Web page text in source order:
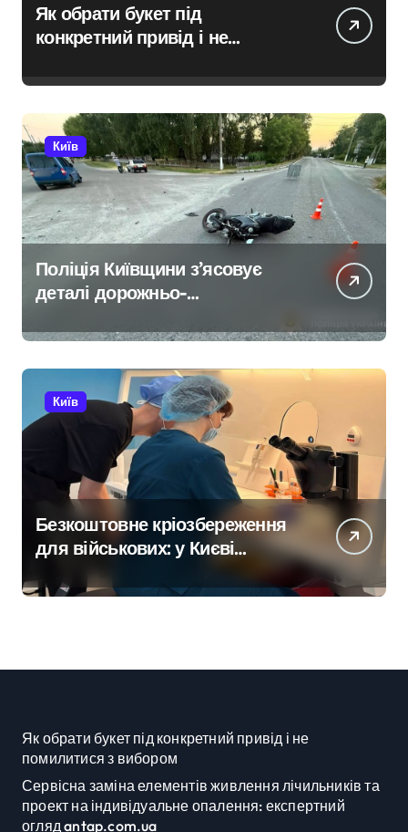
Як обрати букет під
конкретний привід і не
Київ
Поліція Київщини з’ясовує
деталі дорожньо-
Щербаки за участю двох
неповнолітніх постраждалих
Київ
Безкоштовне кріозбереження
для військових: у Києві
оновили центр
репродуктивної медицини
Як обрати букет під конкретний привід і не
помилитися з вибором
Сервісна заміна елементів живлення лічильників та
проект на індивідуальне опалення: експертний
огляд antap.com.ua